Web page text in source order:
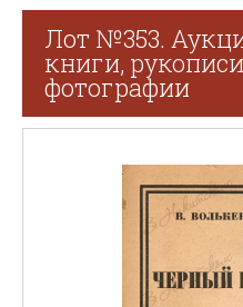
Лот №353.
книги,
фотографии